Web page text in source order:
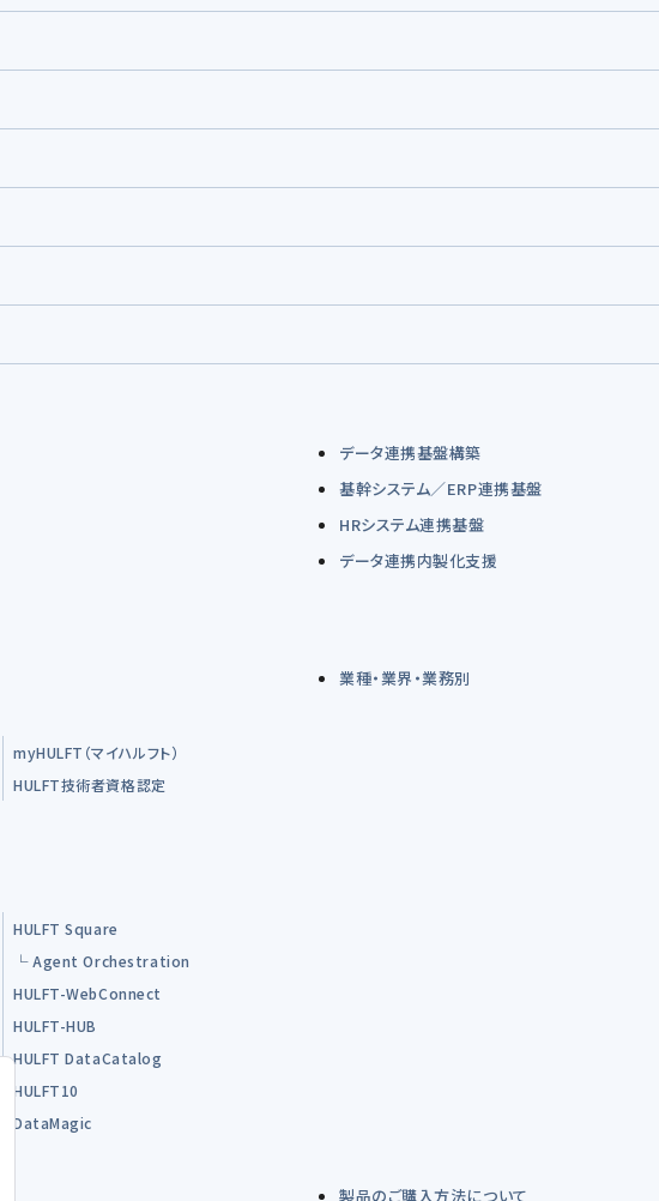
データ連携基盤構築
基幹システム／ERP連携基盤
HRシステム連携基盤
データ連携内製化支援
業種・業界・業務別
myHULFT（マイハルフト）
HULFT技術者資格認定
HULFT Square
└ Agent Orchestration
HULFT-WebConnect
HULFT-HUB
HULFT DataCatalog
HULFT10
DataMagic
製品のご購入方法について